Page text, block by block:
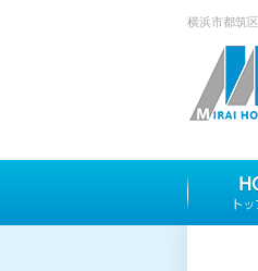
横浜市都筑